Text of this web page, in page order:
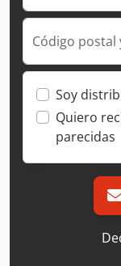
Código postal
Soy
Quiero
parecidas